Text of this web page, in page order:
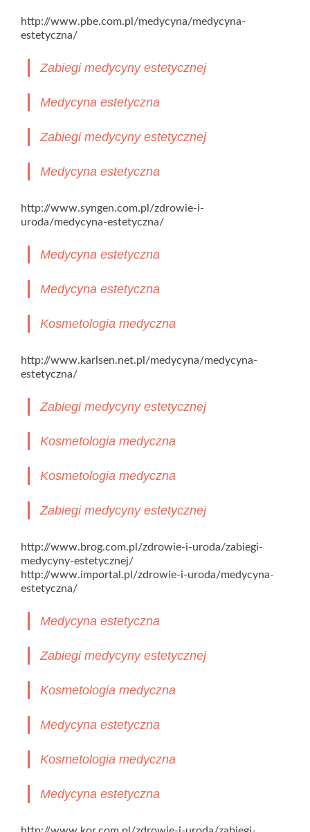
http://www.pbe.com.pl/medycyna/medycyna-
estetyczna/
Zabiegi medycyny estetycznej
Medycyna estetyczna
Zabiegi medycyny estetycznej
Medycyna estetyczna
http://www.syngen.com.pl/zdrowie-i-
uroda/medycyna-estetyczna/
Medycyna estetyczna
Medycyna estetyczna
Kosmetologia medyczna
http://www.karlsen.net.pl/medycyna/medycyna-
estetyczna/
Zabiegi medycyny estetycznej
Kosmetologia medyczna
Kosmetologia medyczna
Zabiegi medycyny estetycznej
http://www.brog.com.pl/zdrowie-i-uroda/zabiegi-
medycyny-estetycznej/
http://www.importal.pl/zdrowie-i-uroda/medycyna-
estetyczna/
Medycyna estetyczna
Zabiegi medycyny estetycznej
Kosmetologia medyczna
Medycyna estetyczna
Kosmetologia medyczna
Medycyna estetyczna